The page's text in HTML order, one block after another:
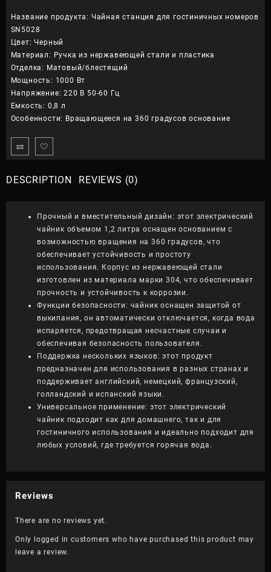
Название продукта: Чайная станция для гостиничных номеров
SN5028
Цвет: Черный
Материал: Ручка из нержавеющей стали и пластика
Отделка: Матовый/блестящий
Мощность: 1000 Вт
Напряжение: 220 В 50-60 Гц
Емкость: 0,8 л
Особенности: Вращающееся на 360 градусов основание
DESCRIPTION REVIEWS (0)
Прочный и вместительный дизайн: этот электрический
чайник объемом 1,2 литра оснащен основанием с
возможностью вращения на 360 градусов, что
обеспечивает устойчивость и простоту
использования. Корпус из нержавеющей стали
изготовлен из материала марки 304, что обеспечивает
прочность и устойчивость к коррозии.
Функции безопасности: чайник оснащен защитой от
выкипания, он автоматически отключается, когда вода
испаряется, предотвращая несчастные случаи и
обеспечивая безопасность пользователя.
Поддержка нескольких языков: этот продукт
предназначен для использования в разных странах и
поддерживает английский, немецкий, французский,
голландский и испанский языки.
Универсальное применение: этот электрический
чайник подходит как для домашнего, так и для
гостиничного использования и идеально подходит для
любых условий, где требуется горячая вода.
Reviews
There are no reviews yet.
Only logged in customers who have purchased this product may
leave a review.